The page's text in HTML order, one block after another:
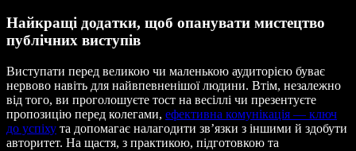
Найкращі додатки, щоб опанувати мистецтво
публічних виступів
Виступати перед великою чи маленькою аудиторією буває
нервово навіть для найвпевненішої людини. Втім, незалежно
від того, ви проголошуєте тост на весіллі чи презентуєте
пропозицію перед колегами, ефективна комунікація — ключ
до успіху та допомагає налагодити зв’язки з іншими й здобути
авторитет. На щастя, з практикою, підготовкою та